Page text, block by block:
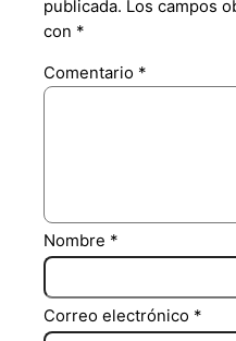
publicada. Los campos
con *
Comentario *
Nombre *
Correo electrónico *